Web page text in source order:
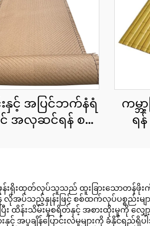
နှင့် အပြင်ဘက်နံရံ
င် အလှဆင်ရန် စက်
ကမ္ဘ
ရ
ဖုန်းရိုးထုတ်လုပ်သူသည် ထူးခြားသောတန်ဖို
လိုအပ်သည့်နှုန်းဖြင့် စစ်ထက်လုပ်ပစ္စည်းမ
းသိမ်းမှုစရိတ်နှင့် အစားထိုးမှုကို လျှော့
နှင့် အပူချိန်ပြောင်းလဲမှုများကို ခံနိုင်ရည်